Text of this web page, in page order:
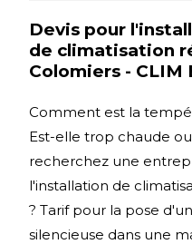
Devis pour
de climatisation
Colomiers - CLIM
Comment est la
Est-elle trop chaude
recherchez une
l'installation de
? Tarif pour la pose
silencieuse dans une